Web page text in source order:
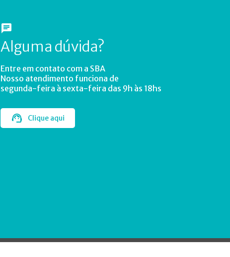
Alguma dúvida?
Entre em contato com a SBA
Nosso atendimento funciona de
segunda-feira à sexta-feira das 9h às 18hs
Clique aqui